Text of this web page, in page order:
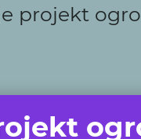
a satysfakcja
także 6
co gwarantuje
oszczędzając czas
projekt